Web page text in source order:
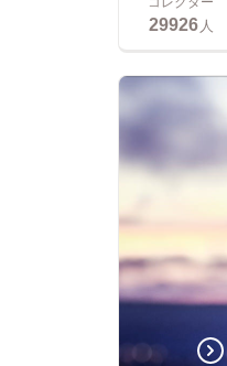
29926人